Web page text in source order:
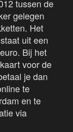
tussen de
gelegen
Het
uit een
Bij het
voor de
je dan
te
en te
via